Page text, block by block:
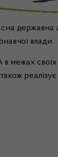
державна
влади.
межах
також